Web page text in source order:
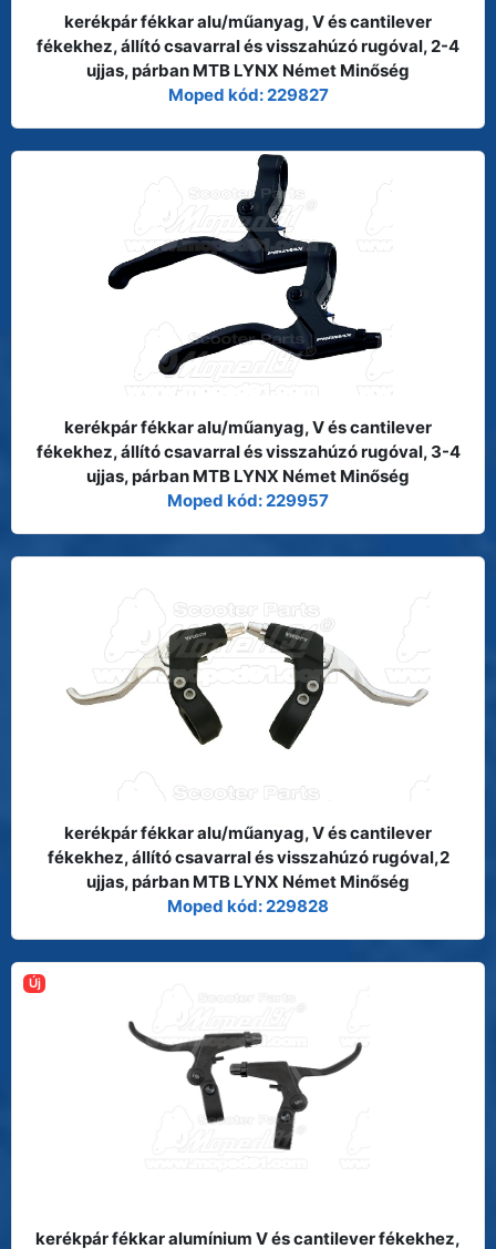
kerékpár fékkar alu/műanyag, V és cantilever
fékekhez, állító csavarral és visszahúzó rugóval, 2-4
ujjas, párban MTB LYNX Német Minőség
Moped kód: 229827
kerékpár fékkar alu/műanyag, V és cantilever
fékekhez, állító csavarral és visszahúzó rugóval, 3-4
ujjas, párban MTB LYNX Német Minőség
Moped kód: 229957
kerékpár fékkar alu/műanyag, V és cantilever
fékekhez, állító csavarral és visszahúzó rugóval,2
ujjas, párban MTB LYNX Német Minőség
Moped kód: 229828
Új
kerékpár fékkar alumínium V és cantilever fékekhez,